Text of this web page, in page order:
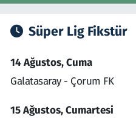
Süper Lig Fikstür
14 Ağustos, Cuma
Galatasaray - Çorum FK
15 Ağustos, Cumartesi